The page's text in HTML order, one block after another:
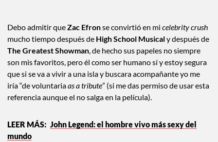
Debo admitir queZac Efronse convirtió en mi celebrity crush
mucho tiempo después de High School Musicaly después de
The Greatest Showman, de hecho sus papeles no siempre
son mis favoritos, pero él como ser humano sí y estoy segura
que si se va a vivir a una isla y buscara acompañante yo me
iría “de voluntariaas a tribute” (si me das permiso de usar esta
referencia aunque el no salga en la película).
John Legend: el hombre vivo más sexy del
mundo